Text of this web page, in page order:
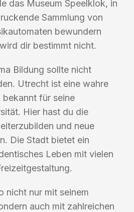
das Museum Speelklok, in
Sammlung von
bewundern
dir bestimmt nicht.
Bildung sollte nicht
Utrecht ist eine wahre
für seine
Hier hast du die
und neue
Die Stadt bietet ein
Leben mit vielen
nicht nur mit seinem
auch mit zahlreichen